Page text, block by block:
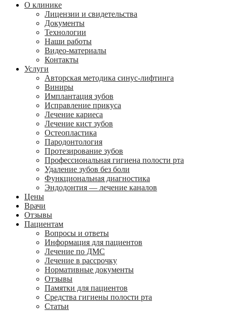
О клинике
Лицензии и свидетельства
Документы
Технологии
Наши работы
Видео-материалы
Контакты
Услуги
Авторская методика синус-лифтинга
Виниры
Имплантация зубов
Исправление прикуса
Лечение кариеса
Лечение кист зубов
Остеопластика
Пародонтология
Протезирование зубов
Профессиональная гигиена полости рта
Удаление зубов без боли
Функциональная диагностика
Эндодонтия — лечение каналов
Цены
Врачи
Отзывы
Пациентам
Вопросы и ответы
Информация для пациентов
Лечение по ДМС
Лечение в рассрочку
Нормативные документы
Отзывы
Памятки для пациентов
Средства гигиены полости рта
Статьи